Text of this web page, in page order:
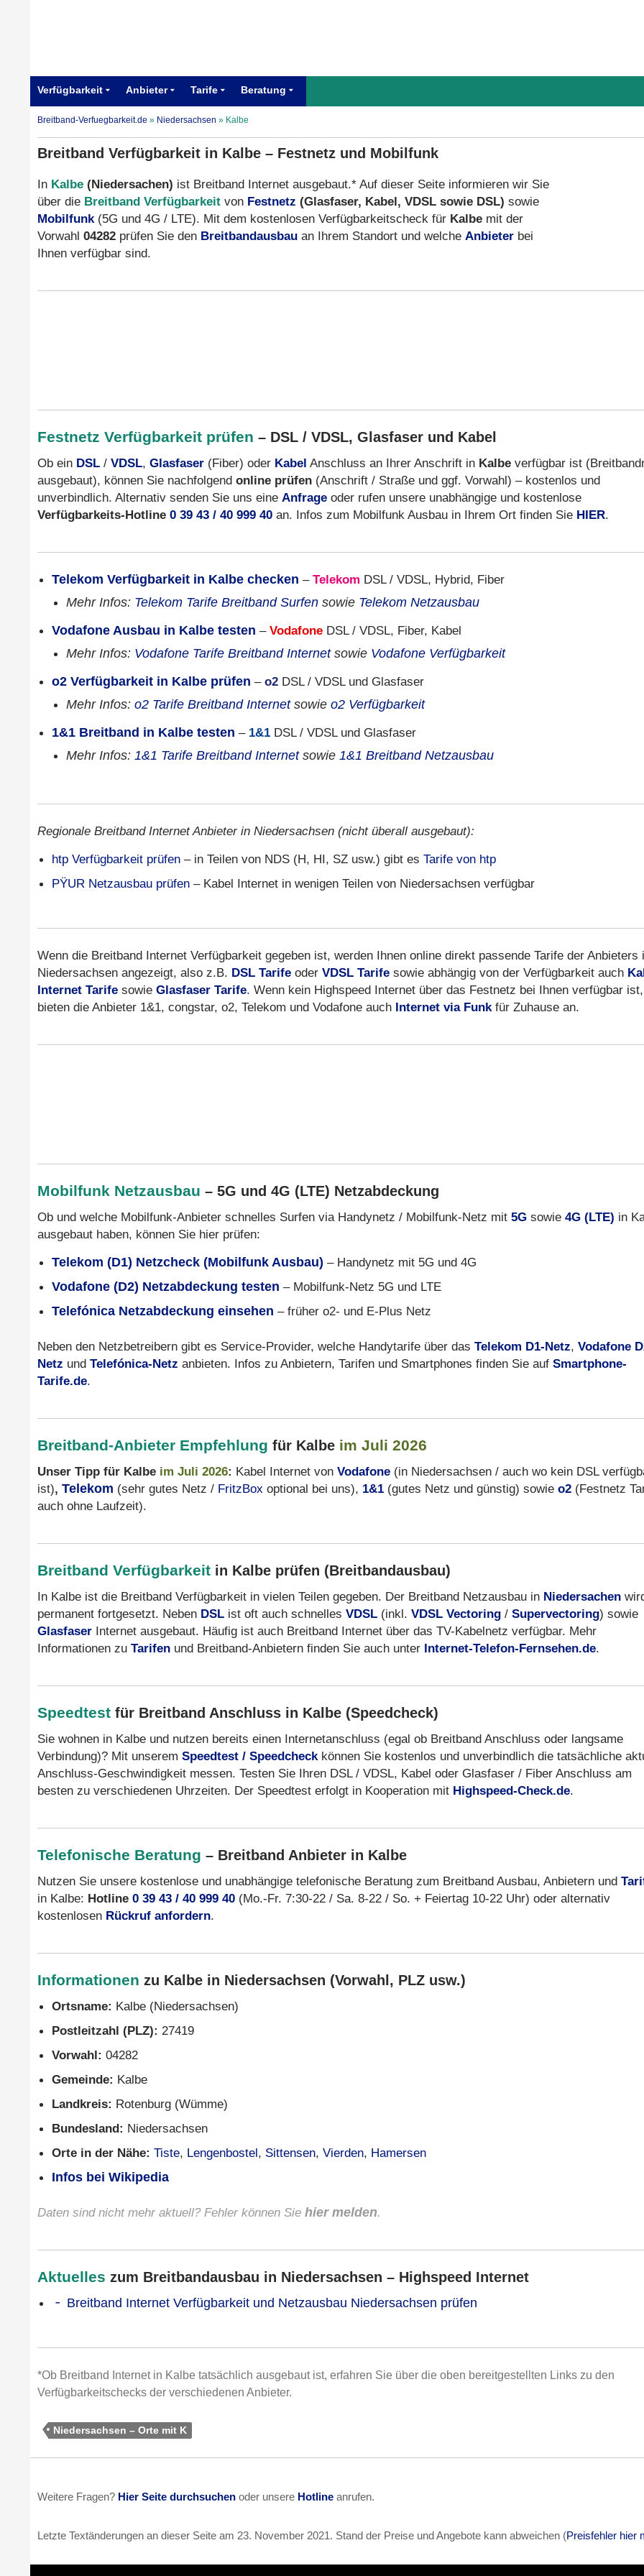
Verfügbarkeit Anbieter Tarife Beratung
Breitband-Verfuegbarkeit.de » Niedersachsen » Kalbe
Breitband Verfügbarkeit in Kalbe – Festnetz und Mobilfunk
In Kalbe (Niedersachen) ist Breitband Internet ausgebaut.* Auf dieser Seite informieren wir Sie
über die Breitband Verfügbarkeit von Festnetz (Glasfaser, Kabel, VDSL sowie DSL) sowie
Mobilfunk(5G und 4G / LTE). Mit dem kostenlosen Verfügbarkeitscheck für Kalbe mit der
Vorwahl 04282 prüfen Sie den Breitbandausbau an Ihrem Standort und welche Anbieter bei
Ihnen verfügbar sind.
Festnetz Verfügbarkeit prüfen – DSL / VDSL, Glasfaser und Kabel
Ob ein DSL / VDSL, Glasfaser (Fiber) oder Kabel Anschluss an Ihrer Anschrift in Kalbe verfügbar ist
ausgebaut), können Sie nachfolgend online prüfen (Anschrift / Straße und ggf. Vorwahl) – kostenlos und
unverbindlich. Alternativ senden Sie uns eine Anfrage oder rufen unsere unabhängige und kostenlose
Verfügbarkeits-Hotline 0 39 43 / 40 999 40 an. Infos zum Mobilfunk Ausbau in Ihrem Ort finden Sie HIER.
Telekom Verfügbarkeit in Kalbe checken – Telekom DSL / VDSL, Hybrid, Fiber
Mehr Infos: Telekom Tarife Breitband Surfen sowie Telekom Netzausbau
Vodafone Ausbau in Kalbe testen – Vodafone DSL / VDSL, Fiber, Kabel
Mehr Infos: Vodafone Tarife Breitband Internetsowie Vodafone Verfügbarkeit
o2 Verfügbarkeit in Kalbe prüfen – o2 DSL / VDSL und Glasfaser
Mehr Infos: o2 Tarife Breitband Internetsowie o2 Verfügbarkeit
1&1 Breitband in Kalbe testen – 1&1 DSL / VDSL und Glasfaser
Mehr Infos: 1&1 Tarife Breitband Internetsowie 1&1 Breitband Netzausbau
Regionale Breitband Internet Anbieter in Niedersachsen (nicht überall ausgebaut):
htp Verfügbarkeit prüfen – in Teilen von NDS (H, HI, SZ usw.) gibt es Tarife von htp
PŸUR Netzausbau prüfen – Kabel Internet in wenigen Teilen von Niedersachsen verfügbar
Wenn die Breitband Internet Verfügbarkeit gegeben ist, werden Ihnen online direkt passende Tarife der Anbieters
Niedersachsen angezeigt, also z.B. DSL Tarife oder VDSL Tarife sowie abhängig von der Verfügbarkeit auch
Internet Tarife sowie Glasfaser Tarife. Wenn kein Highspeed Internet über das Festnetz bei Ihnen verfügbar ist,
bieten die Anbieter 1&1, congstar, o2, Telekom und Vodafone auch Internet via Funkfür Zuhause an.
Mobilfunk Netzausbau – 5G und 4G (LTE) Netzabdeckung
Ob und welche Mobilfunk-Anbieter schnelles Surfen via Handynetz / Mobilfunk-Netz mit 5G sowie 4G (LTE) in
ausgebaut haben, können Sie hier prüfen:
Telekom (D1) Netzcheck (Mobilfunk Ausbau) – Handynetz mit 5G und 4G
Vodafone (D2) Netzabdeckung testen – Mobilfunk-Netz 5G und LTE
Telefónica Netzabdeckung einsehen – früher o2- und E-Plus Netz
Neben den Netzbetreibern gibt es Service-Provider, welche Handytarife über das Telekom D1-Netz, Vodafone
Netz und Telefónica-Netz anbieten. Infos zu Anbietern, Tarifen und Smartphones finden Sie auf Smartphone-
Tarife.de.
Breitband-Anbieter Empfehlung für Kalbe im Juli 2026
Unser Tipp für Kalbe im Juli 2026: Kabel Internet von Vodafone (in Niedersachsen / auch wo kein DSL
ist), Telekom (sehr gutes Netz / FritzBox optional bei uns), 1&1 (gutes Netz und günstig) sowie o2 (Festnetz
auch ohne Laufzeit).
Breitband Verfügbarkeit in Kalbe prüfen (Breitbandausbau)
In Kalbe ist die Breitband Verfügbarkeit in vielen Teilen gegeben. Der Breitband Netzausbau in Niedersachen
permanent fortgesetzt. Neben DSL ist oft auch schnelles VDSL (inkl. VDSL Vectoring / Supervectoring) sowie
Glasfaser Internet ausgebaut. Häufig ist auch Breitband Internet über das TV-Kabelnetz verfügbar. Mehr
Informationen zu Tarifen und Breitband-Anbietern finden Sie auch unter Internet-Telefon-Fernsehen.de.
Speedtest für Breitband Anschluss in Kalbe (Speedcheck)
Sie wohnen in Kalbe und nutzen bereits einen Internetanschluss (egal ob Breitband Anschluss oder langsame
Verbindung)? Mit unserem Speedtest / Speedcheckkönnen Sie kostenlos und unverbindlich die tatsächliche
Anschluss-Geschwindigkeit messen. Testen Sie Ihren DSL / VDSL, Kabel oder Glasfaser / Fiber Anschluss am
besten zu verschiedenen Uhrzeiten. Der Speedtest erfolgt in Kooperation mit Highspeed-Check.de.
Telefonische Beratung – Breitband Anbieter in Kalbe
Nutzen Sie unsere kostenlose und unabhängige telefonische Beratung zum Breitband Ausbau, Anbietern und
in Kalbe: Hotline 0 39 43 / 40 999 40 (Mo.-Fr. 7:30-22 / Sa. 8-22 / So. + Feiertag 10-22 Uhr) oder alternativ
kostenlosen Rückruf anfordern.
Informationen zu Kalbe in Niedersachsen (Vorwahl, PLZ usw.)
Ortsname: Kalbe (Niedersachsen)
Postleitzahl (PLZ): 27419
Vorwahl: 04282
Gemeinde: Kalbe
Landkreis: Rotenburg (Wümme)
Bundesland: Niedersachsen
Orte in der Nähe: Tiste, Lengenbostel, Sittensen, Vierden, Hamersen
Infos bei Wikipedia
Daten sind nicht mehr aktuell? Fehler können Sie hier melden.
Aktuelles zum Breitbandausbau in Niedersachsen – Highspeed Internet
Breitband Internet Verfügbarkeit und Netzausbau Niedersachsen prüfen
*Ob Breitband Internet in Kalbe tatsächlich ausgebaut ist, erfahren Sie über die oben bereitgestellten Links zu den
Verfügbarkeitschecks der verschiedenen Anbieter.
Niedersachsen – Orte mit K
Weitere Fragen? Hier Seite durchsuchen oder unsere Hotline anrufen.
Letzte Textänderungen an dieser Seite am 23. November 2021 . Stand der Preise und Angebote kann abweichen (Preisfehler hier